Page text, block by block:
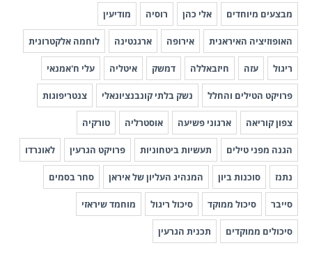
מבצעים מיוחדים אלי כהן רוסיה מודיעין
האופוזיציה האיראנית אירופה ארגנטינה לוחמה אלקטרונית
ריגול עזה חיזבאללה דמשק איטליה עלי ח'אמנאי
פרויקט הטילים והחלל נשק בלתי קונבנציונאלי צנטריפוגות
צפון קוריאה ארגוני פשיעה אוסטרליה טורקיה
הגנה מפני טילים תעשיות ביטחוניות פרויקט הגרעין לאונרדו
נתנז סוכנות ביון המנהיג העליון של איראן סחר בסמים
סייבר סיכול ממוקד סיכול ריגול מוחמד שיראזי
סיכולים ממוקדים תכנית הגרעין